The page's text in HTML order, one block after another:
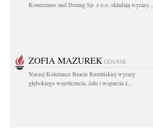
Konecranes and Demag Sp. z o.o. składają wyrazy...
ZOFIA MAZUREK GDAŃSK
Naszej Koleżance Beacie Rumińskiej wyrazy
głębokiego współczucia, żalu i wsparcia z...